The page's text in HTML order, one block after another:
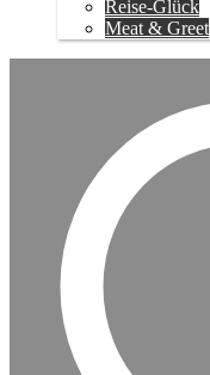
Reise-Glück
Meat & Greet